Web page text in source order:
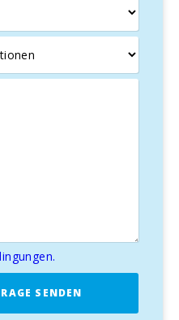
Fischerdorf, ist heute ein
Die Uferpromenade,
Auszeichnungen
zwischen
von Bootsverleih und
für die
Strände und
SENDEN